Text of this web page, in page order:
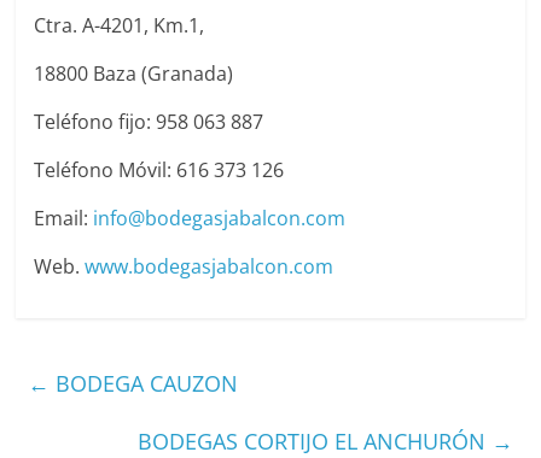
Ctra. A-4201, Km.1,
18800 Baza (Granada)
Teléfono fijo: 958 063 887
Teléfono Móvil: 616 373 126
Email: info@bodegasjabalcon.com
Web.www.bodegasjabalcon.com
← BODEGA CAUZON
BODEGAS CORTIJO EL ANCHURÓN →